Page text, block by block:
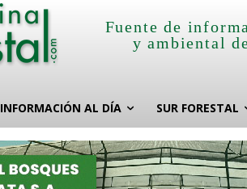
Fuente de
y ambiental
INFORMACIÓN AL DÍA SUR FORESTAL